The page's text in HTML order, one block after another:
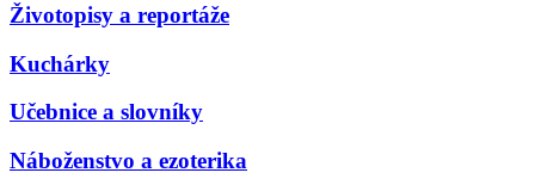
Životopisy a reportáže
Kuchárky
Učebnice a slovníky
Náboženstvo a ezoterika